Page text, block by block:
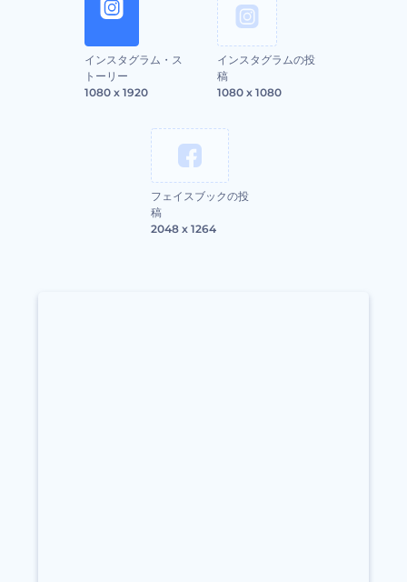
インスタグラム・ス
トーリー
1080 x 1920
インスタグラムの投
稿
1080 x 1080
フェイスブックの投
稿
2048 x 1264